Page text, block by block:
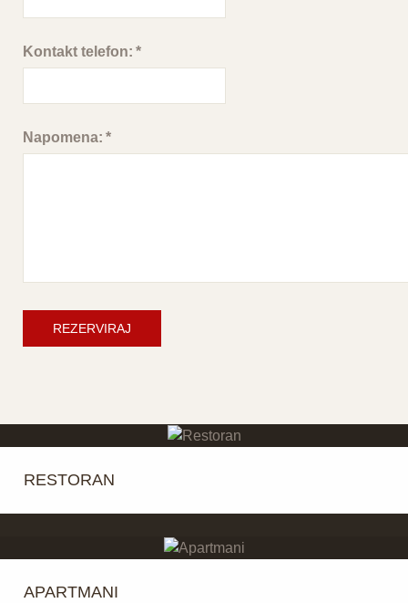
Kontakt telefon: *
Napomena: *
REZERVIRAJ
RESTORAN
APARTMANI